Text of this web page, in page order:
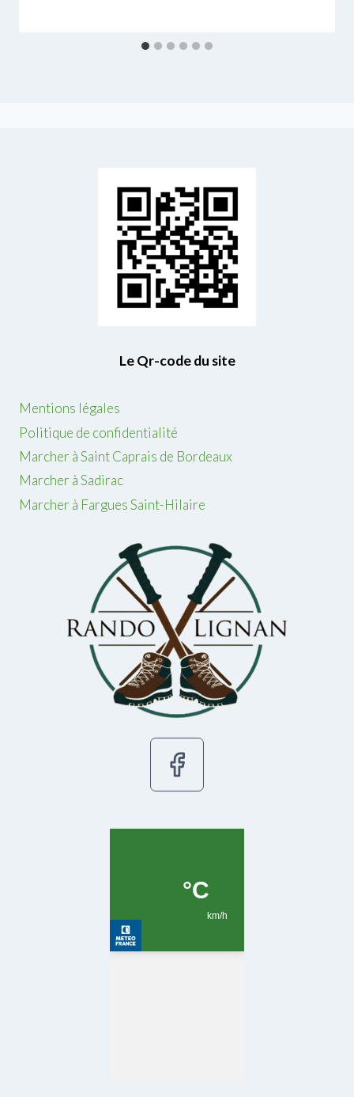
Le Qr-code du site
Mentions légales
Politique de confidentialité
Marcher à Saint Caprais de Bordeaux
Marcher à Sadirac
Marcher à Fargues Saint-Hilaire